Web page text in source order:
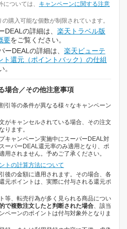
ついては、 キャンペーンに関する注意
購入可能な個数が制限されています。
DEALの詳細は、 楽天トラベル版
要をご覧ください。
ーDEALの詳細は、 楽天ビューテ
ト還元（ポイントバック）の仕組
。
場合／その他注意事項
引等の条件が異なる様々なキャンペーン
がキャンセルされている場合、その注文
ります。
キャンペーン実施中にスーパーDEAL対
ーパーDEAL還元率のみ適用となり、ポ
用されません。予めご了承ください。
トの計算方法について
後の金額に適用されます。その場合、各
元ポイントは、実際に付与される還元ポ
等、転売行為が多く見られる商品につい
で複数注文したと判断された場合、該当
ペーンのポイントは付与対象外となりま